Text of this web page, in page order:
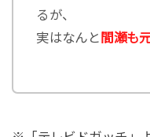
るが、
実はなんと 間瀬も